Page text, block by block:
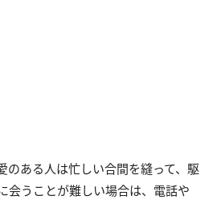
のある人は忙しい合間を縫って、駆
会うことが難しい場合は、電話や